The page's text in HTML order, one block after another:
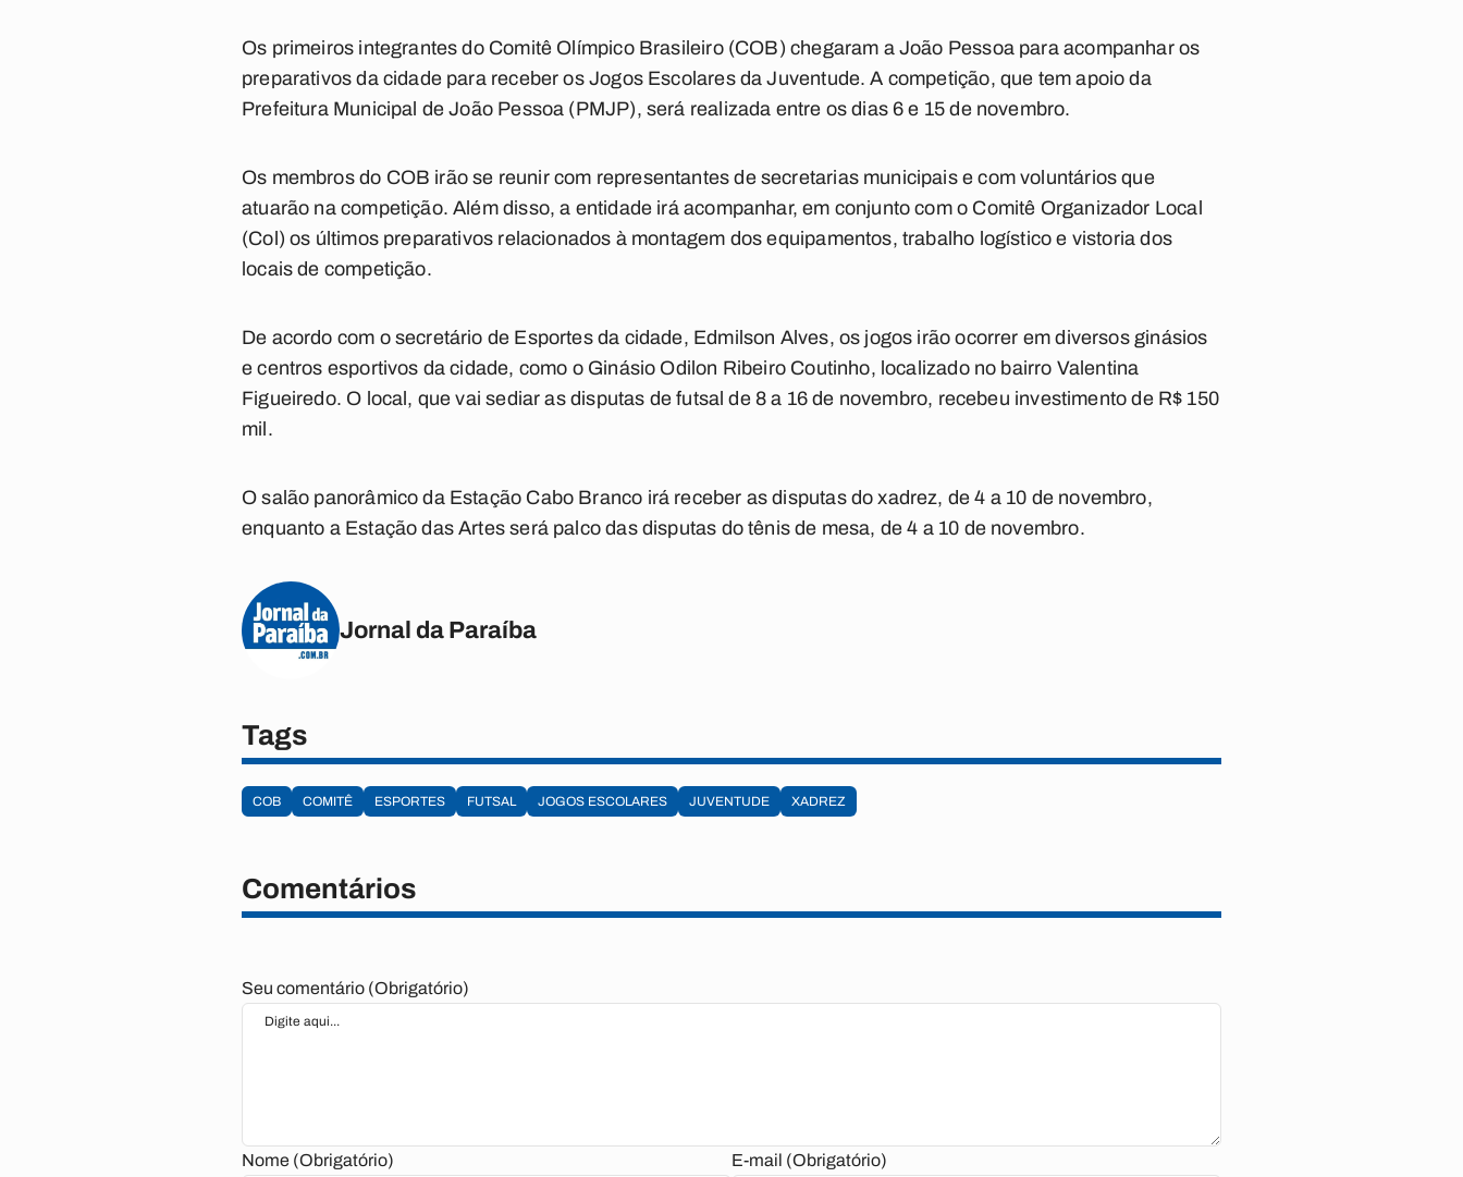
Os primeiros integrantes do Comitê Olímpico Brasileiro (COB) chegaram a João Pessoa para acompanhar os
preparativos da cidade para receber os Jogos Escolares da Juventude. A competição, que tem apoio da
Prefeitura Municipal de João Pessoa (PMJP), será realizada entre os dias 6 e 15 de novembro.
Os membros do COB irão se reunir com representantes de secretarias municipais e com voluntários que
atuarão na competição. Além disso, a entidade irá acompanhar, em conjunto com o Comitê Organizador Local
(Col) os últimos preparativos relacionados à montagem dos equipamentos, trabalho logístico e vistoria dos
locais de competição.
De acordo com o secretário de Esportes da cidade, Edmilson Alves, os jogos irão ocorrer em diversos ginásios
e centros esportivos da cidade, como o Ginásio Odilon Ribeiro Coutinho, localizado no bairro Valentina
Figueiredo. O local, que vai sediar as disputas de futsal de 8 a 16 de novembro, recebeu investimento de R$ 150
mil.
O salão panorâmico da Estação Cabo Branco irá receber as disputas do xadrez, de 4 a 10 de novembro,
enquanto a Estação das Artes será palco das disputas do tênis de mesa, de 4 a 10 de novembro.
Jornal da Paraíba
Tags
COB COMITÊ ESPORTES FUTSAL JOGOS ESCOLARES JUVENTUDE XADREZ
Comentários
Seu comentário (Obrigatório)
Nome (Obrigatório) E-mail (Obrigatório)